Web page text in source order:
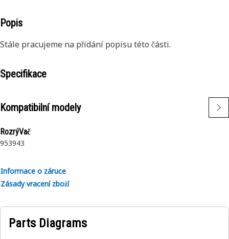
Popis
Stále pracujeme na přidání popisu této části.
Specifikace
Kompatibilní modely
RozrýVač
953943
Informace o záruce
Zásady vracení zboží
Parts Diagrams